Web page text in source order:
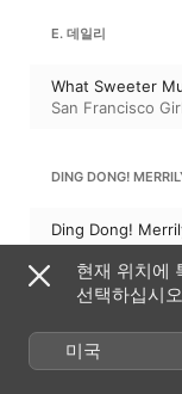
E. 데일리
What Sweeter
San Francisco
DING DONG!
Ding Dong!
San Francisco
Hodie
현재 위치에
선택하십시
미국